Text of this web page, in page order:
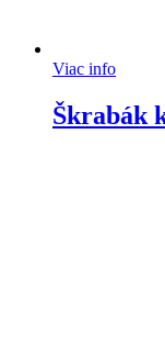
Viac info
Škrabák